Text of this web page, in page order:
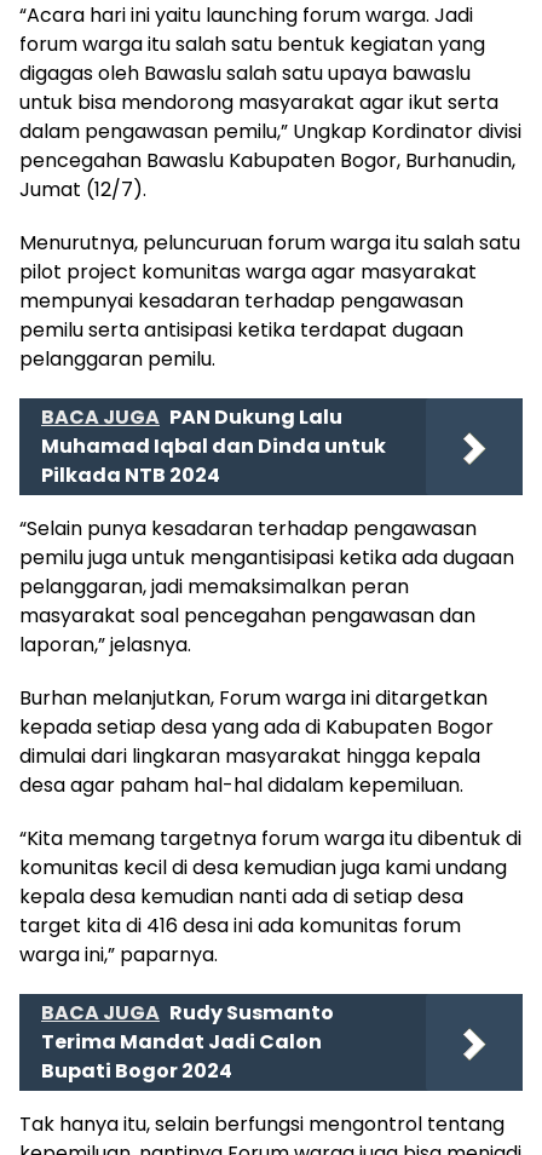
“Acara hari ini yaitu launching forum warga. Jadi
forum warga itu salah satu bentuk kegiatan yang
digagas oleh Bawaslu salah satu upaya bawaslu
untuk bisa mendorong masyarakat agar ikut serta
dalam pengawasan pemilu,” Ungkap Kordinator divisi
pencegahan Bawaslu Kabupaten Bogor, Burhanudin,
Jumat (12/7).
Menurutnya, peluncuruan forum warga itu salah satu
pilot project komunitas warga agar masyarakat
mempunyai kesadaran terhadap pengawasan
pemilu serta antisipasi ketika terdapat dugaan
pelanggaran pemilu.
BACA JUGA PAN Dukung Lalu
Muhamad Iqbal dan Dinda untuk
Pilkada NTB 2024
“Selain punya kesadaran terhadap pengawasan
pemilu juga untuk mengantisipasi ketika ada dugaan
pelanggaran, jadi memaksimalkan peran
masyarakat soal pencegahan pengawasan dan
laporan,” jelasnya.
Burhan melanjutkan, Forum warga ini ditargetkan
kepada setiap desa yang ada di Kabupaten Bogor
dimulai dari lingkaran masyarakat hingga kepala
desa agar paham hal-hal didalam kepemiluan.
“Kita memang targetnya forum warga itu dibentuk di
komunitas kecil di desa kemudian juga kami undang
kepala desa kemudian nanti ada di setiap desa
target kita di 416 desa ini ada komunitas forum
warga ini,” paparnya.
BACA JUGA Rudy Susmanto
Terima Mandat Jadi Calon
Bupati Bogor 2024
Tak hanya itu, selain berfungsi mengontrol tentang